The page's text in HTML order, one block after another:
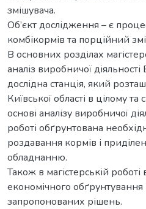
змішувача.
Об’єкт дослідження – є
комбікормів та порційний
В основних розділах
аналіз виробничої
дослідна станція, який
Київської області в цілому
основі аналізу виробничої
роботі обґрунтована
роздавання кормів і
обладнанню.
Також в магістерській
економічного
запропонованих рішень.